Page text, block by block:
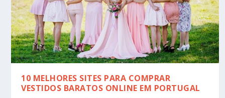
10 MELHORES SITES PARA COMPRAR
VESTIDOS BARATOS ONLINE EM PORTUGAL